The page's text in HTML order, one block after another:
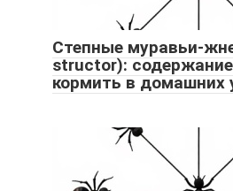
Степные муравьи-
structor):
кормить в домашних